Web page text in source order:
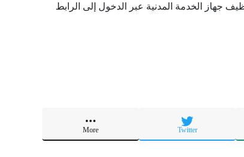
جهاز الخدمة المدنية عبر الدخول إلى الرابط
Twitter
More